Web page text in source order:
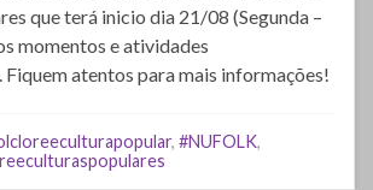
que terá inicio dia 21/08 (Segunda –
momentos e atividades
atentos para mais informações!
, #NUFOLK,